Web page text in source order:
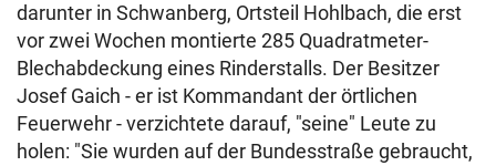
darunter in Schwanberg, Ortsteil Hohlbach, die erst
vor zwei Wochen montierte 285 Quadratmeter-
Blechabdeckung eines Rinderstalls. Der Besitzer
Josef Gaich - er ist Kommandant der örtlichen
Feuerwehr - verzichtete darauf, "seine" Leute zu
holen: "Sie wurden auf der Bundesstraße gebraucht,